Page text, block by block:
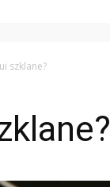
szklane?